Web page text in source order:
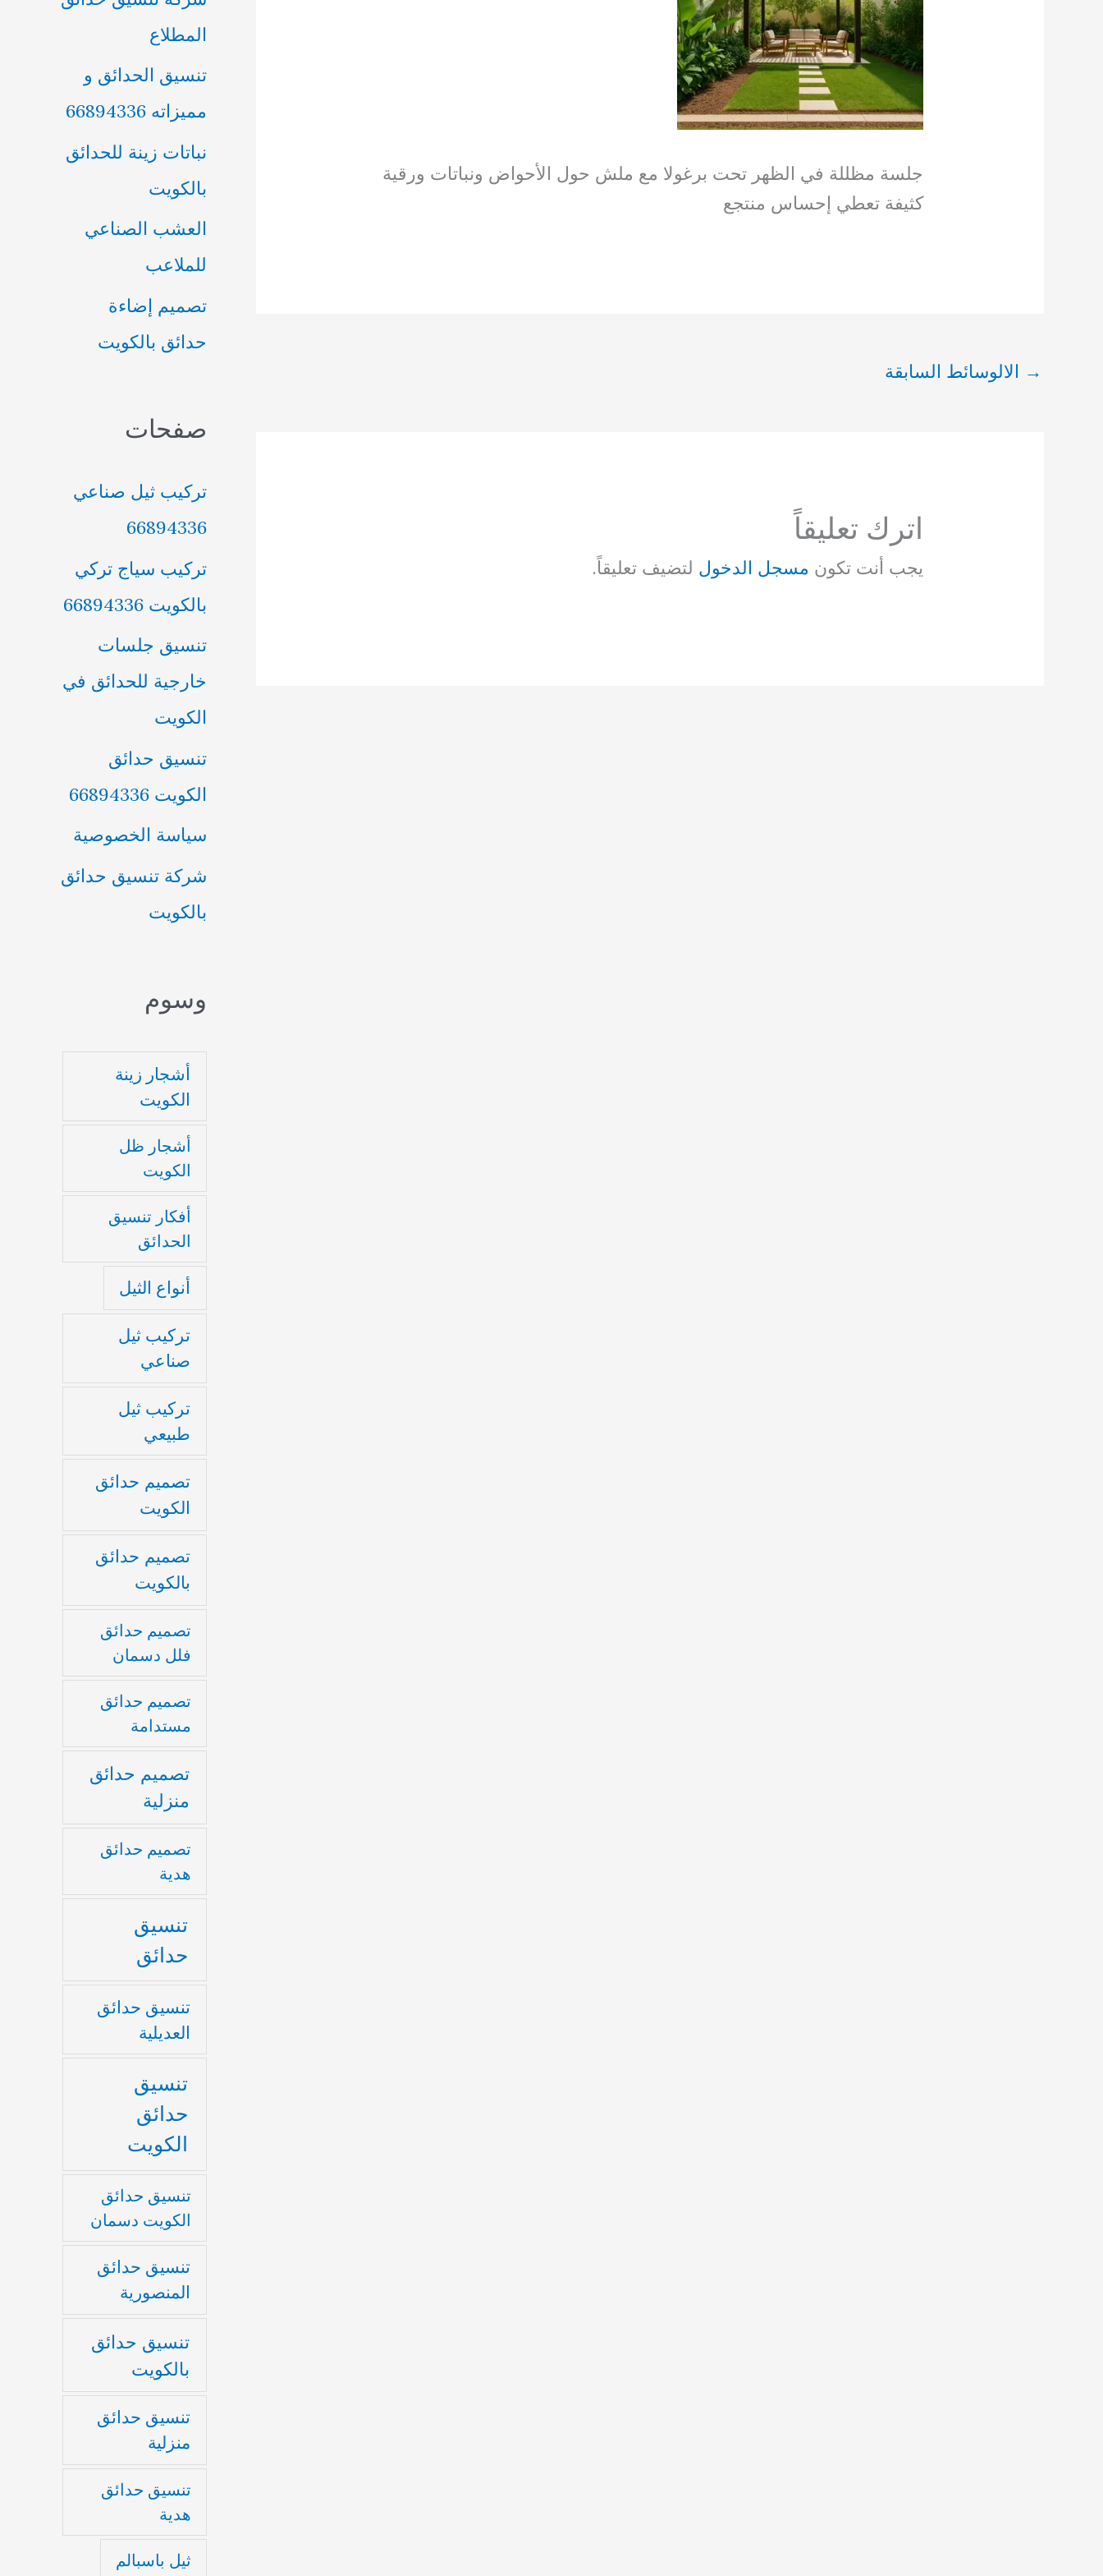
جلسة مظللة في الظهر تحت برغولا مع ملش حول الأحواض ونباتات ورقية
كثيفة تعطي إحساس منتجع
→ الالوسائط السابقة
اترك تعليقاً
يجب أنت تكون مسجل الدخول لتضيف تعليقاً.
ن
:
المطلاع
تنسيق الحدائق و
مميزاته 66894336
نباتات زينة للحدائق
بالكويت
العشب الصناعي
للملاعب
تصميم إضاءة
حدائق بالكويت
صفحات
تركيب ثيل صناعي
66894336
تركيب سياج تركي
بالكويت 66894336
تنسيق جلسات
خارجية للحدائق في
الكويت
تنسيق حدائق
الكويت 66894336
سياسة الخصوصية
شركة تنسيق حدائق
بالكويت
وسوم
أشجار زينة
الكويت
أشجار ظل
الكويت
أفكار تنسيق
الحدائق
أنواع الثيل
تركيب ثيل
صناعي
تركيب ثيل
طبيعي
تصميم حدائق
الكويت
تصميم حدائق
بالكويت
تصميم حدائق
فلل دسمان
تصميم حدائق
مستدامة
تصميم حدائق
منزلية
تصميم حدائق
هدية
تنسيق
حدائق
تنسيق حدائق
العديلية
تنسيق
حدائق
الكويت
تنسيق حدائق
الكويت دسمان
تنسيق حدائق
المنصورية
تنسيق حدائق
بالكويت
تنسيق حدائق
منزلية
تنسيق حدائق
هدية
ثيل باسبالم